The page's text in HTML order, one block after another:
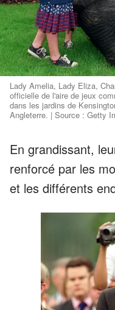
Lady Amelia, Lady Eliza,
officielle de l'aire de jeux
dans les jardins de
Angleterre. | Source : Getty
En grandissant,
renforcé par les
et les différents